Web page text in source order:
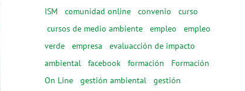
ISM
comunidad online convenio
curso
cursos de medio ambiente
empleo
empleo
verde
empresa
evaluacción de impacto
ambiental
facebook formación
Formación
On Line
gestión ambiental
gestión